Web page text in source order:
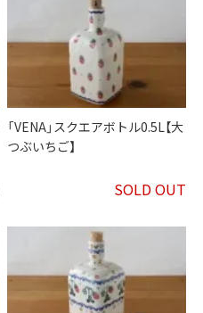
「VENA」スクエアボトル0.5L【大
つぶいちご】
SOLD OUT